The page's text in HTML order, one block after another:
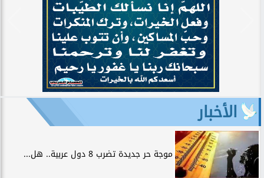
الأخبار
موجة حر جديدة تضرب 8 دول عربية.. هل...